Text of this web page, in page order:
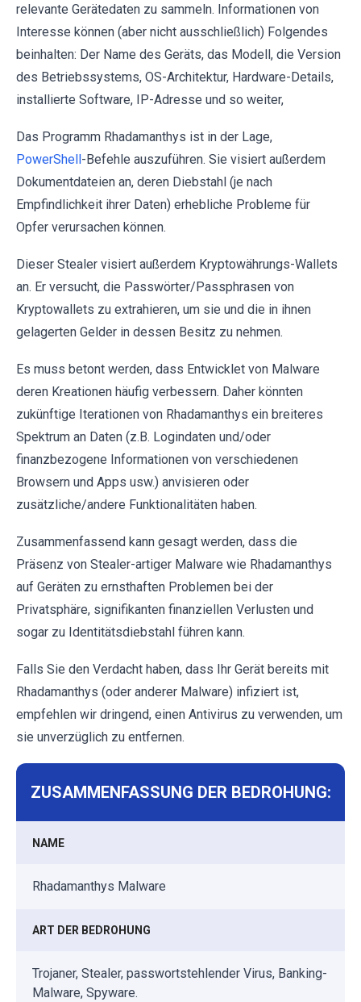
relevante Gerätedaten zu sammeln. Informationen von
Interesse können (aber nicht ausschließlich) Folgendes
beinhalten: Der Name des Geräts, das Modell, die Version
des Betriebssystems, OS-Architektur, Hardware-Details,
installierte Software, IP-Adresse und so weiter,
Das Programm Rhadamanthys ist in der Lage,
PowerShell-Befehle auszuführen. Sie visiert außerdem
Dokumentdateien an, deren Diebstahl (je nach
Empfindlichkeit ihrer Daten) erhebliche Probleme für
Opfer verursachen können.
Dieser Stealer visiert außerdem Kryptowährungs-Wallets
an. Er versucht, die Passwörter/Passphrasen von
Kryptowallets zu extrahieren, um sie und die in ihnen
gelagerten Gelder in dessen Besitz zu nehmen.
Es muss betont werden, dass Entwicklet von Malware
deren Kreationen häufig verbessern. Daher könnten
zukünftige Iterationen von Rhadamanthys ein breiteres
Spektrum an Daten (z.B. Logindaten und/oder
finanzbezogene Informationen von verschiedenen
Browsern und Apps usw.) anvisieren oder
zusätzliche/andere Funktionalitäten haben.
Zusammenfassend kann gesagt werden, dass die
Präsenz von Stealer-artiger Malware wie Rhadamanthys
auf Geräten zu ernsthaften Problemen bei der
Privatsphäre, signifikanten finanziellen Verlusten und
sogar zu Identitätsdiebstahl führen kann.
Falls Sie den Verdacht haben, dass Ihr Gerät bereits mit
Rhadamanthys (oder anderer Malware) infiziert ist,
empfehlen wir dringend, einen Antivirus zu verwenden, um
sie unverzüglich zu entfernen.
ZUSAMMENFASSUNG DER BEDROHUNG:
NAME
Rhadamanthys Malware
ART DER BEDROHUNG
Trojaner, Stealer, passwortstehlender Virus, Banking-
Malware, Spyware.